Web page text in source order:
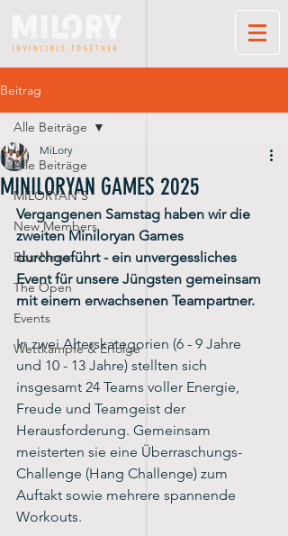
Beitrag
Alle Beiträge
MILORYAN'S
New Members
Box-News
The Open
Events
Wettkämpfe & Erfolge
Alle Beiträge
MINILORYAN GAMES 2025
MiLory
Vergangenen Samstag haben wir die
zweiten Miniloryan Games
durchgeführt - ein unvergessliches
Event für unsere Jüngsten gemeinsam
mit einem erwachsenen Teampartner.
In zwei Alterskategorien (6 - 9 Jahre
und 10 - 13 Jahre) stellten sich
insgesamt 24 Teams voller Energie,
Freude und Teamgeist der
Herausforderung. Gemeinsam
meisterten sie eine Überraschungs-
Challenge (Hang Challenge) zum
Auftakt sowie mehrere spannende
Workouts.